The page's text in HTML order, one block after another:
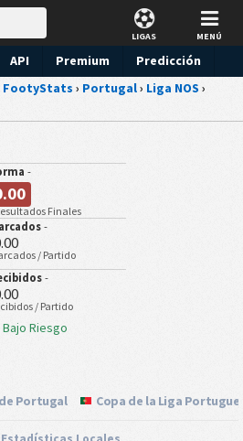
LIGAS MENÚ
API Premium
Predicción
FootyStats › Portugal› Liga NOS ›
-
Finales
-
/ Partido
-
/ Partido
Bajo Riesgo
Portugal Copa de la Liga